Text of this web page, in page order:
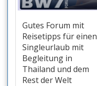
Gutes Forum mit
Reisetipps für einen
Singleurlaub mit
Begleitung in
Thailand und dem
Rest der Welt